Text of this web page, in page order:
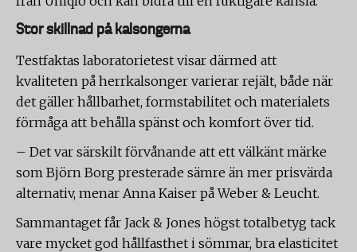
Stor skillnad på kalsongerna
Testfaktas laboratorietest visar därmed att
kvaliteten på herrkalsonger varierar rejält, både när
det gäller hållbarhet, formstabilitet och materialets
förmåga att behålla spänst och komfort över tid.
– Det var särskilt förvånande att ett välkänt märke
som Björn Borg presterade sämre än mer prisvärda
alternativ, menar Anna Kaiser på Weber & Leucht.
Sammantaget får Jack & Jones högst totalbetyg tack
vare mycket god hållfasthet i sömmar, bra elasticitet